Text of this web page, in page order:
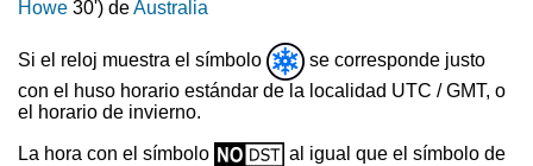
Howe 30') deAustralia
Si el reloj muestra el símbolo
se corresponde justo
con el huso horario estándar de la localidad UTC / GMT, o
el horario de invierno.
La hora con el símbolo
al igual que el símbolo de